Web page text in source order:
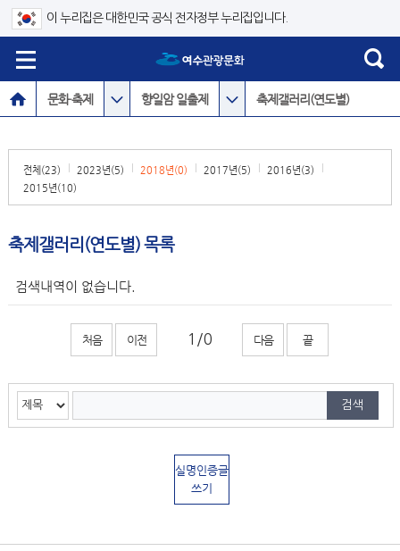
이 누리집은 대한민국 공식 전자정부 누리집입니다.
문화·축제 향일암 일출제 축제갤러리(연도별)
전체(23) 2023년(5) 2018년(0) 2017년(5)
2016년(3)
2015년(10)
축제갤러리(연도별) 목록
검색내역이 없습니다.
처음 이전 다음 끝
실명인증글
쓰기